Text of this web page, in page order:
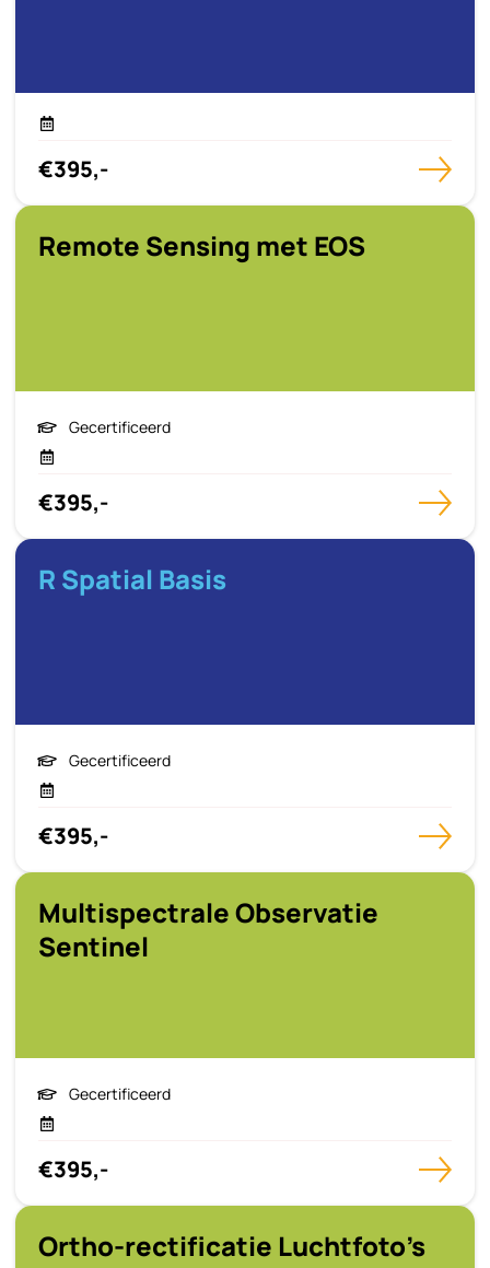
€395,-
Remote Sensing met EOS
Gecertificeerd
€395,-
R Spatial Basis
Gecertificeerd
€395,-
Multispectrale Observatie
Sentinel
Gecertificeerd
€395,-
Ortho-rectificatie Luchtfoto’s